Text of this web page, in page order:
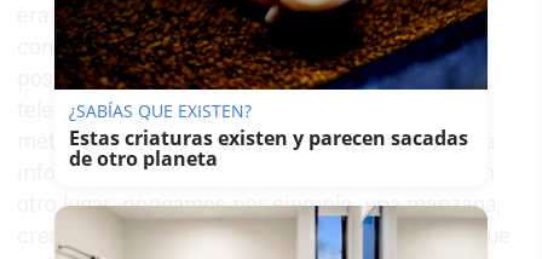
era posible, abriendo nuevos caminos para las
comunicaciones y el primer paso, de una
posibiidad a muy, muy largo plazo, parece, del
teletransporte de objetos a lugares remotos. El
método, a grandes rasgos, implica enviar toda la
información sobre un objeto y recomponerla en
otro lugar, pongamos por ejemplo, una manzana,
creando más que un transporte, un duplicado que
¿SABÍAS QUE EXISTEN?
Estas criaturas existen y parecen sacadas
de otro planeta